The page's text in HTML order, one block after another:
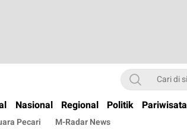
Dan Cepat
Nasional Regional Politik Pariwisata
Pecari M-Radar News